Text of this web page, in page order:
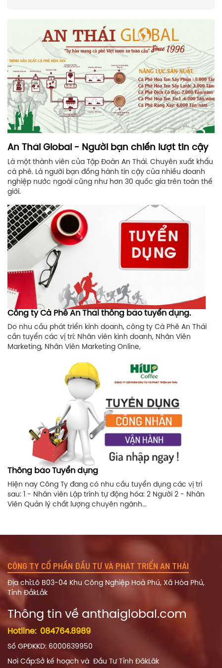
An Thái Global - Người bạn chiến lượt tin cậy
Là một thành viên của Tập Đoàn An Thái. Chuyên xuất khẩu
cà phê. Là người bạn đồng hành tin cậy của nhiều doanh
nghiệp nước ngoài cũng như hơn 30 quốc gia trên toàn thế
giới.
Công ty Cà Phê An Thái thông báo tuyển dụng.
Do nhu cầu phát triển kinh doanh, công ty Cà Phê An Thái
cần tuyển các vị trí: Nhân viên kinh doanh, Nhân Viên
Marketing, Nhân Viên Marketing Online,
Thông báo Tuyển dụng
Hiện nay Công Ty đang có nhu cầu tuyển dụng các vị trí
sau: 1 - Nhân viên Lập trình tự động hóa: 2 Người 2 - Nhân
Viên Quản lý chất lượng chuyên ngành...
CÔNG TY CỔ PHẦN ĐẦU TƯ VÀ PHÁT TRIỂN AN THÁI
Địa chỉ:Lô B03-04 Khu Công Nghiệp Hoà Phú, Xã Hòa Phú,
Tỉnh ĐắkLắk
Thông tin về anthaiglobal.com
Hotline: 084764.8989
Số GPĐKKD: 6000639950
Nơi Cấp:Sở kế hoạch và Đầu Tư Tỉnh ĐăkLăk